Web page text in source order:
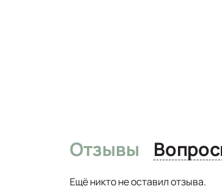
Отзывы
Ещё никто не оставил отзыва.